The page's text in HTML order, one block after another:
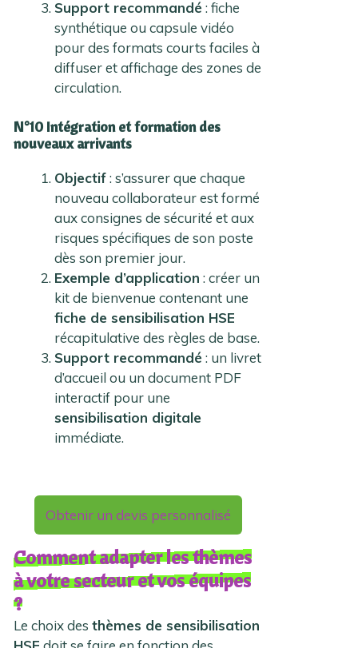
Support recommandé : fiche
synthétique ou capsule vidéo
pour des formats courts faciles à
diffuser et affichage des zones de
circulation.
N°10 Intégration et formation des
nouveaux arrivants
Objectif: s’assurer que chaque
nouveau collaborateur est formé
aux consignes de sécurité et aux
risques spécifiques de son poste
dès son premier jour.
Exemple d’application : créer un
kit de bienvenue contenant une
fiche de sensibilisation HSE
récapitulative des règles de base.
Support recommandé : un livret
d’accueil ou un document PDF
interactif pour une
sensibilisation digitale
immédiate.
Obtenir un devis personnalisé
Comment adapter les thèmes
à votre secteur et vos équipes
?
Le choix desthèmes de sensibilisation